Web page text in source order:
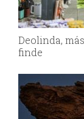
Deolinda,
finde